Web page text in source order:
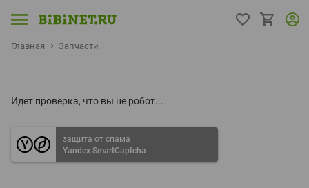
Главная Запчасти
Идет проверка, что вы не робот...
защита от спама
Yandex SmartCaptcha